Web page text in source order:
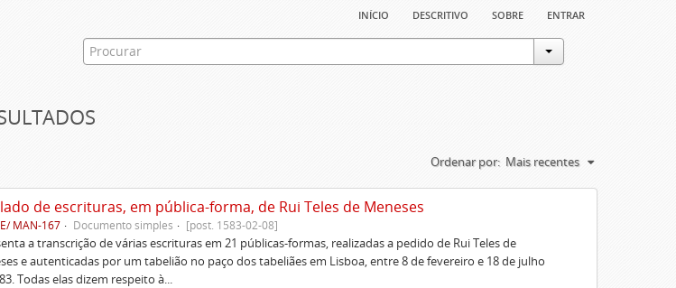
início descritivo sobre entrar
Ordenar por: Mais recentes
de escrituras, em pública-forma, de Rui Teles de Meneses
MAN-167 Documento simples [post. 1583-02-08]
a transcrição de várias escrituras em 21 públicas-formas, realizadas a pedido de Rui Teles de
e autenticadas por um tabelião no paço dos tabeliães em Lisboa, entre 8 de fevereiro e 18 de julho
Todas elas dizem respeito à...